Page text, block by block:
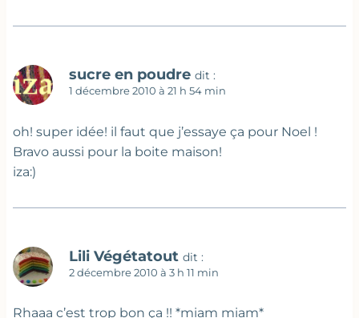
sucre en poudre dit :
1 décembre 2010 à 21 h 54 min
oh! super idée! il faut que j’essaye ça pour Noel !
Bravo aussi pour la boite maison!
iza:)
Lili Végétatout dit :
2 décembre 2010 à 3 h 11 min
Rhaaa c’est trop bon ça !! *miam miam*